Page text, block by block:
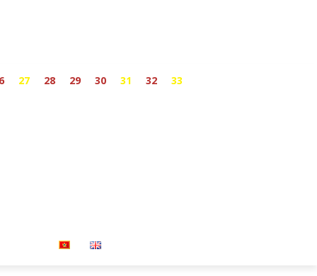
27 28 29 30 31 32 33